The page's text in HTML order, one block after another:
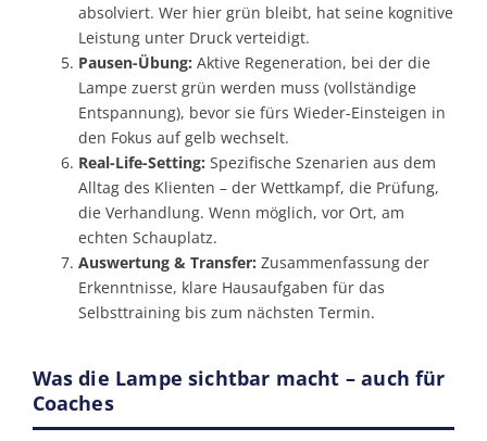
absolviert. Wer hier grün bleibt, hat seine kognitive
Leistung unter Druck verteidigt.
Pausen-Übung: Aktive Regeneration, bei der die
Lampe zuerst grün werden muss (vollständige
Entspannung), bevor sie fürs Wieder-Einsteigen in
den Fokus auf gelb wechselt.
Real-Life-Setting: Spezifische Szenarien aus dem
Alltag des Klienten – der Wettkampf, die Prüfung,
die Verhandlung. Wenn möglich, vor Ort, am
echten Schauplatz.
Auswertung & Transfer: Zusammenfassung der
Erkenntnisse, klare Haus­aufgaben für das
Selbsttraining bis zum nächsten Termin.
Was die Lampe sichtbar macht – auch für
Coaches